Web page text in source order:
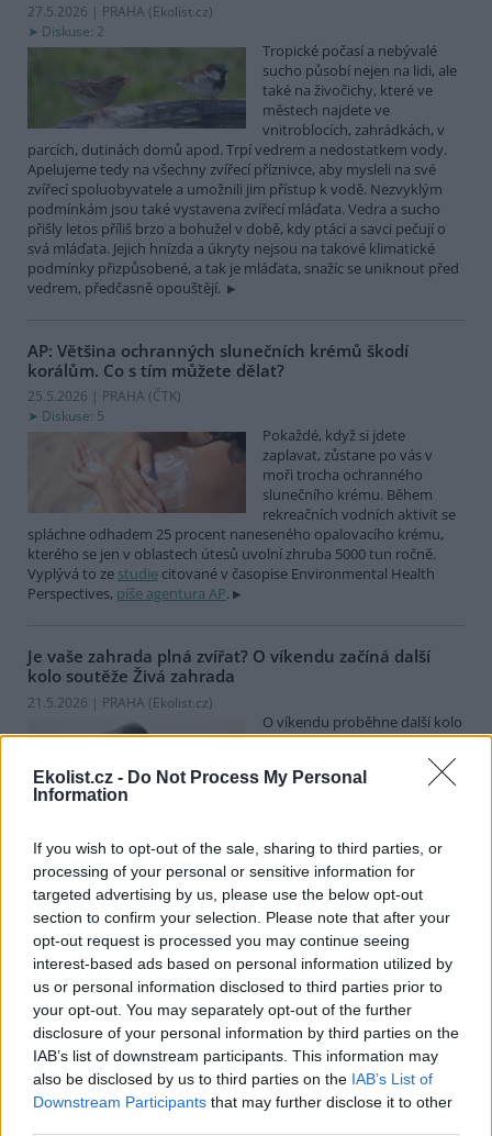
Ekolist.cz - Do Not Process My Personal
Information
If you wish to opt-out of the sale, sharing to third parties, or
processing of your personal or sensitive information for
targeted advertising by us, please use the below opt-out
section to confirm your selection. Please note that after your
opt-out request is processed you may continue seeing
interest-based ads based on personal information utilized by
us or personal information disclosed to third parties prior to
your opt-out. You may separately opt-out of the further
disclosure of your personal information by third parties on the
IAB’s list of downstream participants. This information may
also be disclosed by us to third parties on the IAB’s List of
Downstream Participants that may further disclose it to other
27.5.2026 | PRAHA (Ekolist.cz)
Diskuse: 2
Tropické počasí a nebývalé
sucho působí nejen na lidi, ale
také na živočichy, které ve
městech najdete ve
vnitroblocích, zahrádkách, v
parcích, dutinách domů apod. Trpí vedrem a nedostatkem vody.
Apelujeme tedy na všechny zvířecí příznivce, aby mysleli na své
zvířecí spoluobyvatele a umožnili jim přístup k vodě. Nezvyklým
podmínkám jsou také vystavena zvířecí mláďata. Vedra a sucho
přišly letos příliš brzo a bohužel v době, kdy ptáci a savci pečují o
svá mláďata. Jejich hnízda a úkryty nejsou na takové klimatické
podmínky přizpůsobené, a tak je mláďata, snažíc se uniknout před
vedrem, předčasně opouštějí.
AP: Většina ochranných slunečních krémů škodí
korálům. Co s tím můžete dělat?
25.5.2026 | PRAHA (ČTK)
Diskuse: 5
Pokaždé, když si jdete
zaplavat, zůstane po vás v
moři trocha ochranného
slunečního krému. Během
rekreačních vodních aktivit se
spláchne odhadem 25 procent naneseného opalovacího krému,
kterého se jen v oblastech útesů uvolní zhruba 5000 tun ročně.
Vyplývá to ze studie citované v časopise Environmental Health
Perspectives, píše agentura AP.
Je vaše zahrada plná zvířat? O víkendu začíná další
kolo soutěže Živá zahrada
21.5.2026 | PRAHA (Ekolist.cz)
O víkendu proběhne další kolo
celonárodní soutěže Živá
zahrada. Jejím cílem je zapojit
majitele zahrad do praktické
na ně přilákat motýly, čmeláky, ještěrky, žáby, ptáky, ježky a další.
Jarní kolo pozorování zvířat na zahradách začíná v pátek 22. května
2026, školní pozorování už probíhají.
Českobudějovické re-use centrum nabízí kromě
opravárny věcí i půjčovnu nádobí. Třeba na svatby
nebo zahradní párty
19.5.2026 | PRAHA ( Ekolist.cz)
Českobudějovické re-use
centrum Kabinet CB funguje
jako místo, kde dostávají věci
nový život. Sbírá vyřazený
nábytek, vybavení